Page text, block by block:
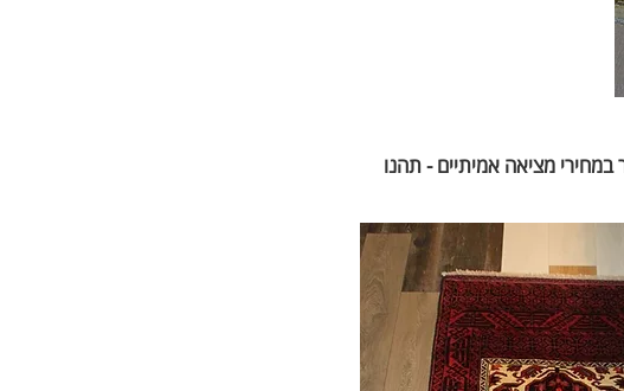
מציאה אמיתיים - תהנו